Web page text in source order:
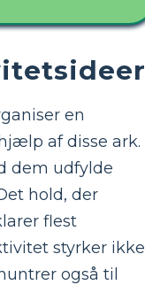
en
af disse ark.
dem udfylde
hold, der
flest
styrker ikke
også til